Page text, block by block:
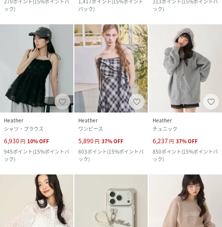
ック)
バック)
ック)
Heather
シャツ・ブラウス
6,930 円 10%OFF
945ポイント(15%ポイントバ
ック)
Heather
ワンピース
5,890 円 37%OFF
803ポイント(15%ポイントバ
ック)
Heather
チュニック
6,237 円 37%OFF
850ポイント(15%ポイントバ
ック)